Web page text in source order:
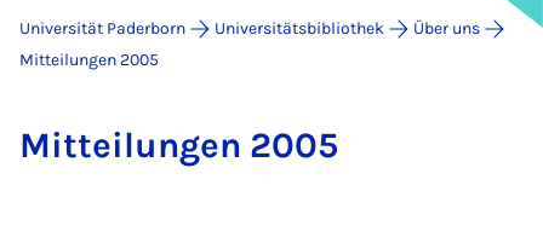
Universität Paderborn Universitätsbibliothek
Über uns
Mitteilungen 2005
Mit­tei­lun­gen 2005